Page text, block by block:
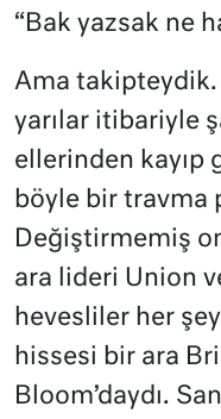
“Bak yazsak ne
Ama takipteydik.
yarılar itibariyle
ellerinden kayıp
böyle bir travma
Değiştirmemiş
ara lideri Union
hevesliler her
hissesi bir ara
Bloom’daydı.